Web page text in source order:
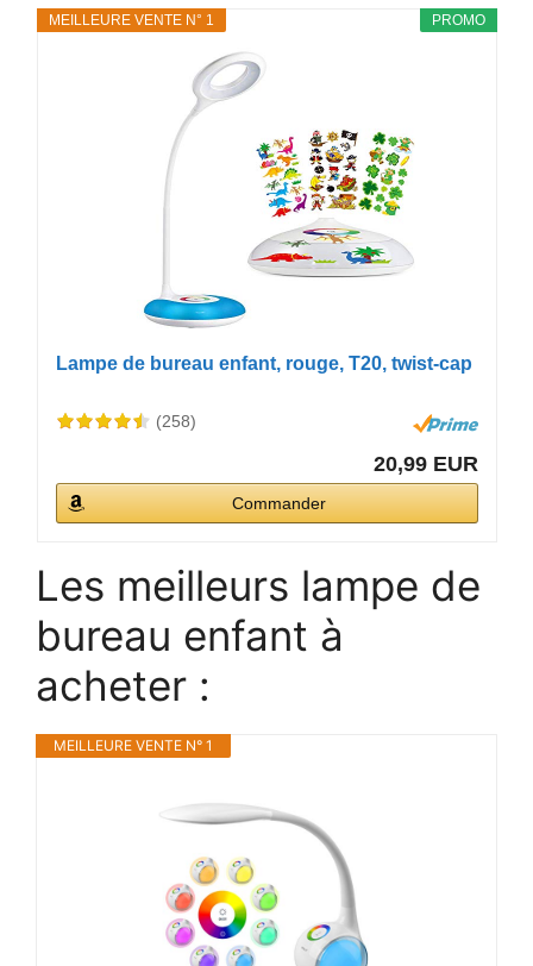
PROMO
MEILLEURE VENTE N° 1
Lampe de bureau enfant, rouge, T20, twist-cap
(258)
20,99 EUR
Commander
Les meilleurs lampe de
bureau enfant à
acheter :
MEILLEURE VENTE N° 1